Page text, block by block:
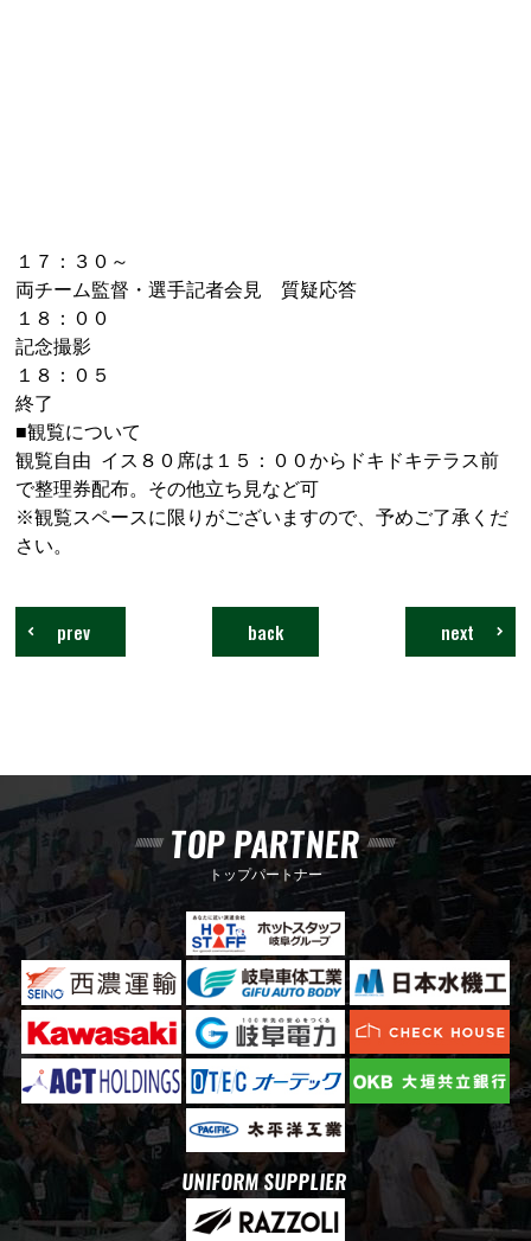
１７：３０～
両チーム監督・選手記者会見 質疑応答
１８：００
記念撮影
１８：０５
終了
■観覧について
観覧自由 イス８０席は１５：００からドキドキテラス前
で整理券配布。その他立ち見など可
※観覧スペースに限りがございますので、予めご了承くだ
さい。
next
back
prev
TOP PARTNER
トップパートナー
UNIFORM SUPPLIER